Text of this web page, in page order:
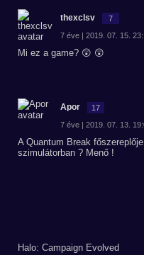
thexclsv 7
7 éve | 2019. 07. 15.
Mi ez a game? 😲 😲
Apor 17
7 éve | 2019. 07. 13.
A Quantum Break
szimulátorban ? Menő !
Halo: Campaign Evolved